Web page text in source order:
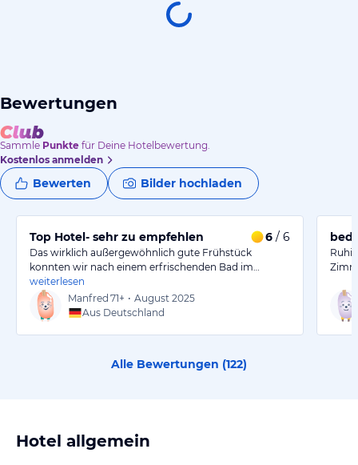
Bewertungen
Sammle Punkte für Deine Hotelbewertung.
Kostenlos anmelden
Bewerten Bilder hochladen
Top Hotel- sehr zu empfehlen 6 / 6
Das wirklich außergewöhnlich gute Frühstück
konnten wir nach einem erfrischenden Bad im…
weiterlesen
Manfred 71+ • August 2025
Aus Deutschland
Alle Bewertungen (122)
Hotel allgemein